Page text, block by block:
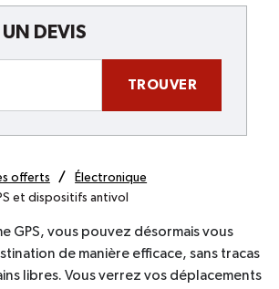
offerts
Électronique
et dispositifs antivol
GPS, vous pouvez désormais vous
de manière efficace, sans tracas
libres. Vous verrez vos déplacements
DEVIS
TROUVER